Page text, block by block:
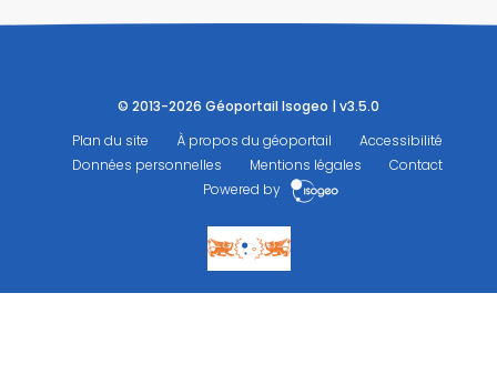
© 2013-2026 Géoportail Isogeo | v3.5.0
Plan du site
À propos du géoportail
Accessibilité
Données personnelles
Mentions légales
Contact
Powered by